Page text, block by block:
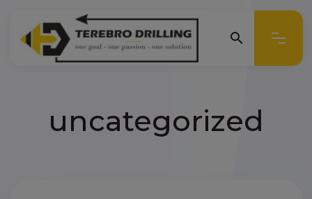
search search
uncategorized